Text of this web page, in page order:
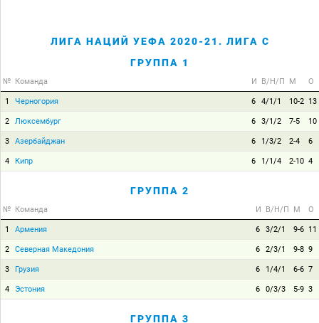
ЛИГА НАЦИЙ УЕФА 2020-21. ЛИГА C
ГРУППА 1
№ Команда И В/Н/П М О
1 Черногория 6 4/1/1 10-2 13
2 Люксембург 6 3/1/2 7-5 10
3 Азербайджан 6 1/3/2 2-4 6
4 Кипр 6 1/1/4 2-10 4
ГРУППА 2
№ Команда И В/Н/П М О
1 Армения 6 3/2/1 9-6 11
2 Северная Македония 6 2/3/1 9-8 9
3 Грузия 6 1/4/1 6-6 7
4 Эстония 6 0/3/3 5-9 3
ГРУППА 3